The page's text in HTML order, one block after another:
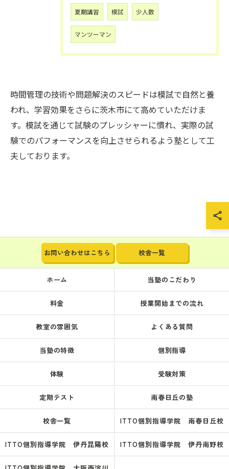
夏期講習 模試 少人数
マンツーマン
時間管理の技術や問題解決のスピードは模試で自然と養
われ、学習効果をさらに茨木市にて高めていただけま
す。模試を通じて試験のプレッシャーに慣れ、実際の試
験でのパフォーマンスを向上させられるよう塾として工
夫しております。
お問い合わせはこちら 校舎一覧
ホーム 当塾のこだわり
料金 授業開始までの流れ
教室の雰囲気 よくある質問
当塾の特徴 個別指導
体験 受験対策
定期テスト 南春日丘の塾
校舎一覧 ITTO個別指導学院 南春日丘校
ITTO個別指導学院 伊丹昆陽校 ITTO個別指導学院 伊丹南野校